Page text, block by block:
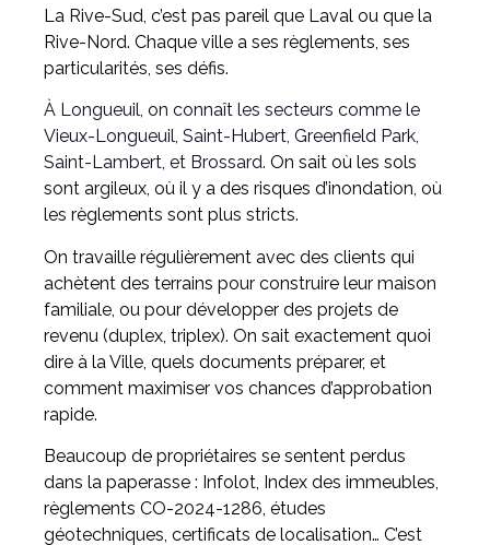
La Rive-Sud, c’est pas pareil que Laval ou que la
Rive-Nord. Chaque ville a ses règlements, ses
particularités, ses défis.
À Longueuil, on connaît les secteurs comme le
Vieux-Longueuil, Saint-Hubert, Greenfield Park,
Saint-Lambert, et Brossard. On sait où les sols
sont argileux, où il y a des risques d’inondation, où
les règlements sont plus stricts.
On travaille régulièrement avec des clients qui
achètent des terrains pour construire leur maison
familiale, ou pour développer des projets de
revenu (duplex, triplex). On sait exactement quoi
dire à la Ville, quels documents préparer, et
comment maximiser vos chances d’approbation
rapide.
Beaucoup de propriétaires se sentent perdus
dans la paperasse : Infolot, Index des immeubles,
règlements CO-2024-1286, études
géotechniques, certificats de localisation… C’est